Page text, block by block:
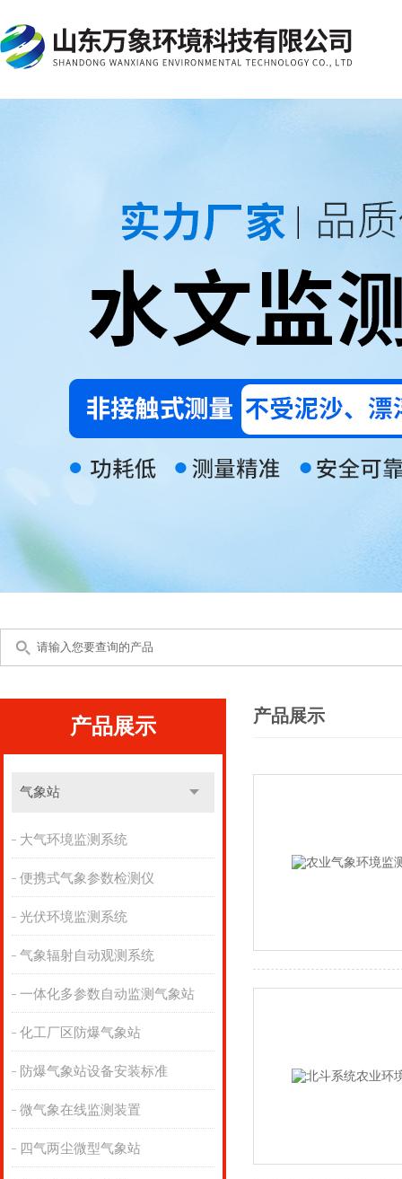
产品展示
气象站
大气环境监测系统
便携式气象参数检测仪
光伏环境监测系统
气象辐射自动观测系统
一体化多参数自动监测气象站
化工厂区防爆气象站
防爆气象站设备安装标准
微气象在线监测装置
四气两尘微型气象站
产品展示